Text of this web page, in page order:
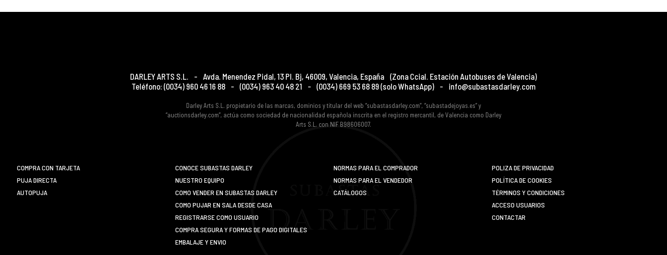
DARLEY ARTS S.L. - Avda. Menendez Pidal, 13 Pl. Bj, 46009, Valencia, España (Zona Ccial. Estación Autobuses de Valencia)
Teléfono: (0034) 960 46 16 88 - (0034) 963 40 48 21 - (0034) 669 53 68 89 (solo WhatsApp) - info@subastasdarley.com
Darley Arts S.L. propietario de las marcas, dominios y titular del web “subastasdarley.com”, “subastadejoyas.es” y
“auctionsdarley.com”, actúa como sociedad de nacionalidad española inscrita en el registro mercantil, de Valencia como Darley
Arts S.L. con NIF B98606007.
COMPRA CON TARJETA
PUJA DIRECTA
AUTOPUJA
CONOCE SUBASTAS DARLEY
NUESTRO EQUIPO
COMO VENDER EN SUBASTAS DARLEY
COMO PUJAR EN SALA DESDE CASA
REGISTRARSE COMO USUARIO
COMPRA SEGURA Y FORMAS DE PAGO DIGITALES
EMBALAJE Y ENVIO
NORMAS PARA EL COMPRADOR
NORMAS PARA EL VENDEDOR
CATÁLOGOS
POLIZA DE PRIVACIDAD
POLÍTICA DE COOKIES
TÉRMINOS Y CONDICIONES
ACCESO USUARIOS
CONTACTAR